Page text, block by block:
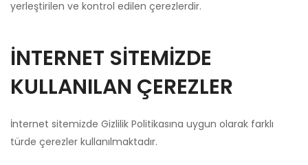
yerleştirilen ve kontrol edilen çerezlerdir.
İNTERNET SİTEMİZDE
KULLANILAN ÇEREZLER
İnternet sitemizde Gizlilik Politikasına uygun olarak farklı
türde çerezler kullanılmaktadır.